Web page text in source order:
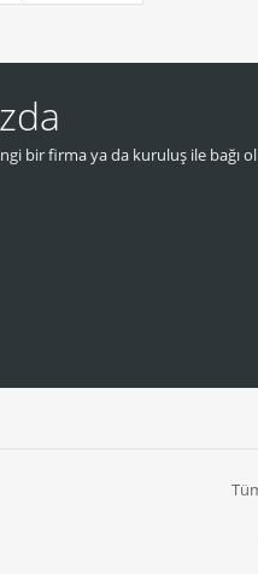
bir firma ya da kuruluş ile bağı